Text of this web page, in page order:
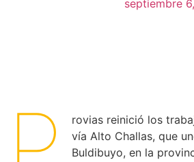
septiembre
rovias reinició los
vía Alto Challas, que
Buldibuyo, en la